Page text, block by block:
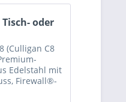
oder
(Culligan C8
Edelstahl mit
Firewall®-